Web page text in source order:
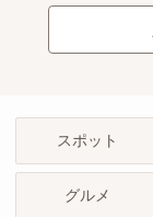
スポット
グルメ